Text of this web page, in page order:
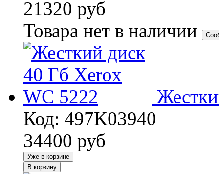
21320 руб
Товара нет в наличии
Код: 497K03940
34400 руб
Уже в корзине
В корзину